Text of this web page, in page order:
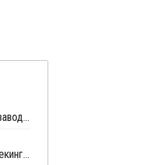
Sinopec Changling 7 декабря перезапустит завод окиси пропилена в провинции Хунань после планового ремонта
Indian Oil закрыла установку жидкого каткрекинга в Парадипе из-за пожара на НПЗ